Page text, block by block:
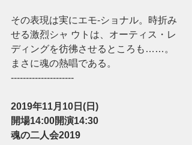
その表現は実にエモ-ショナル。時折み
せる激烈シャ ウトは、オーティス・レ
ディングを彷彿させるところも……。
まさに魂の熱唱である。
---------------------﻿
2019年11月10日(日)
開場14:00開演14:30
魂の二人会2019